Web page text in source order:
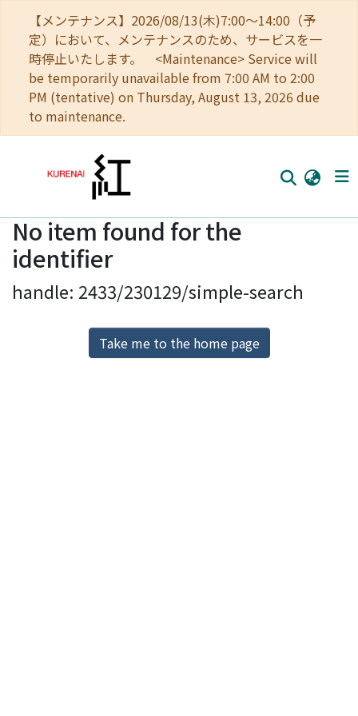
【メンテナンス】2026/08/13(木)7:00～14:00（予
定）において、メンテナンスのため、サービスを一
時停止いたします。 <Maintenance> Service will
be temporarily unavailable from 7:00 AM to 2:00
PM (tentative) on Thursday, August 13, 2026 due
to maintenance.
Home
Communities
Browse
Download Ranking
No item found for the
identifier
handle: 2433/230129/simple-search
Take me to the home page